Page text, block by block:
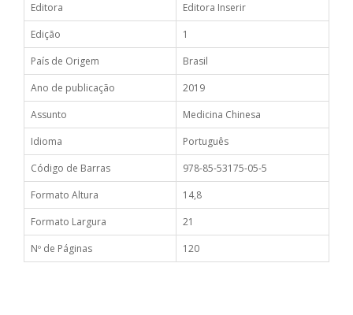
Editora
Editora Inserir
Edição
1
País de Origem
Brasil
Ano de publicação
2019
Assunto
Medicina Chinesa
Idioma
Português
Código de Barras
978-85-53175-05-5
Formato Altura
14,8
Formato Largura
21
Nº de Páginas
120